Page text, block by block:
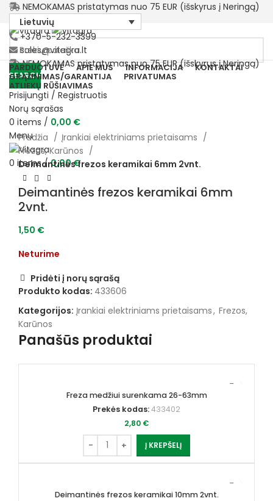
NEMOKAMAS pristatymas nuo 75 EUR (išskyrus į Neringą)
Lietuvių
+370-5-232-3399
sales@vitagra.lt
NEMOKAMAS pristatymas nuo 75 EUR (išskyrus į Neringą)
SEARCH
Prisijungti / Registruotis
Norų sąrašas
0 items / 0,00 €
Menu
0 items / 0,00€
PARDUOTUVĖ APIE MUS INFORMACIJA KONTAKTAI
GRĄŽINIMAS/GARANTIJA PRIVATUMAS
ATLIEKŲ RŪŠIAVIMAS
Sold
out
Pradžia
Įrankiai elektriniams prietaisams
Frezos, Karūnos
Deimantinės frezos keramikai 6mm 2vnt.
Deimantinės frezos keramikai 6mm
2vnt.
1,50 €
Neturime
Pridėti į norų sąrašą
Produkto kodas: 433606
Kategorijos: Įrankiai elektriniams prietaisams, Frezos,
Karūnos
Panašūs produktai
Freza medžiui surenkama 26-63mm
Prekės kodas:433402
2,80 €
Į KREPŠELĮ
Deimantinės frezos keramikai 10mm 2vnt.